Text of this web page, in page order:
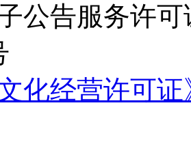
告服务许可
文化经营许可